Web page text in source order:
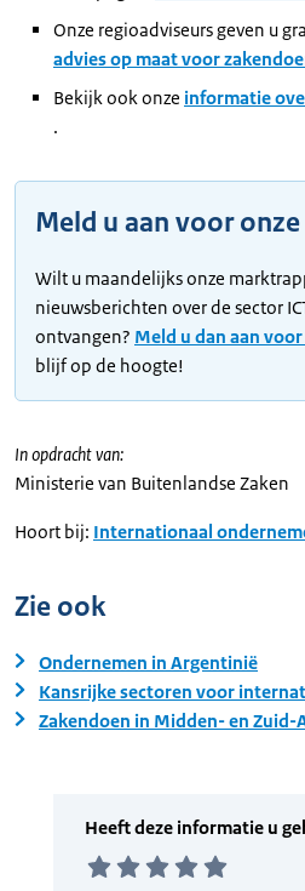
Onze regioadviseurs geven u
advies op maat voor
Bekijk ook onze informatie
.
Meld u aan voor
Wilt u maandelijks onze
nieuwsberichten over de sector
ontvangen? Meld u dan aan
blijf op de hoogte!
In opdracht van:
Ministerie van Buitenlandse Zaken
Hoort bij: Internationaal
Zie ook
Ondernemen in Argentinië
Kansrijke sectoren voor
Zakendoen in Midden- en Zuid-